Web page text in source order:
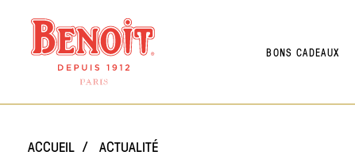
BONS CADEAUX
ACCUEIL ACTUALITÉ